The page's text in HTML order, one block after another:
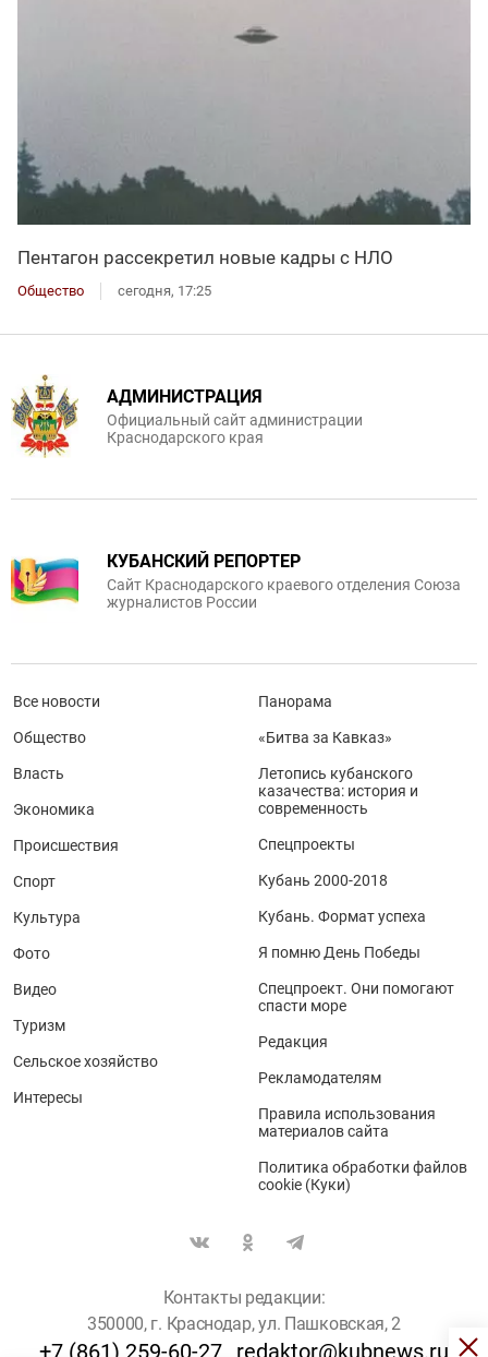
Пентагон рассекретил новые кадры с НЛО
Общество сегодня, 17:25
АДМИНИСТРАЦИЯ
Официальный сайт администрации
Краснодарского края
КУБАНСКИЙ РЕПОРТЕР
Сайт Краснодарского краевого отделения Союза
журналистов России
Все новости
Общество
Власть
Экономика
Происшествия
Спорт
Культура
Фото
Видео
Туризм
Сельское хозяйство
Интересы
Панорама
«Битва за Кавказ»
Летопись кубанского
казачества: история и
современность
Спецпроекты
Кубань 2000-2018
Кубань. Формат успеха
Я помню День Победы
Спецпроект. Они помогают
спасти море
Редакция
Рекламодателям
Правила использования
материалов сайта
Политика обработки файлов
cookie (Куки)
Контакты редакции:
350000, г. Краснодар, ул. Пашковская, 2
+7 (861) 259-60-27 redaktor@kubnews.ru